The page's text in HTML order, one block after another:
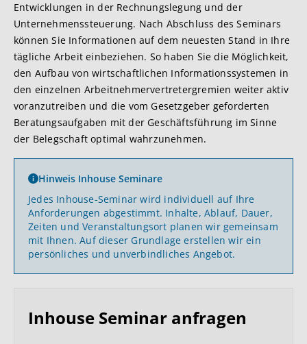
Entwicklungen in der Rechnungslegung und der
Unternehmenssteuerung. Nach Abschluss des Seminars
können Sie Informationen auf dem neuesten Stand in Ihre
tägliche Arbeit einbeziehen. So haben Sie die Möglichkeit,
den Aufbau von wirtschaftlichen Informationssystemen in
den einzelnen Arbeitnehmervertretergremien weiter aktiv
voranzutreiben und die vom Gesetzgeber geforderten
Beratungsaufgaben mit der Geschäftsführung im Sinne
der Belegschaft optimal wahrzunehmen.
Hinweis Inhouse Seminare
Jedes Inhouse-Seminar wird individuell auf Ihre
Anforderungen abgestimmt. Inhalte, Ablauf, Dauer,
Zeiten und Veranstaltungsort planen wir gemeinsam
mit Ihnen. Auf dieser Grundlage erstellen wir ein
persönliches und unverbindliches Angebot.
Inhouse Seminar anfragen